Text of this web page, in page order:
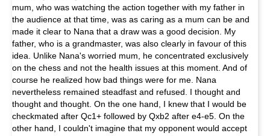
mum, who was watching the action together with my father in
the audience at that time, was as caring as a mum can be and
made it clear to Nana that a draw was a good decision. My
father, who is a grandmaster, was also clearly in favour of this
idea. Unlike Nana's worried mum, he concentrated exclusively
on the chess and not the health issues at this moment. And of
course he realized how bad things were for me. Nana
nevertheless remained steadfast and refused. I thought and
thought and thought. On the one hand, I knew that I would be
checkmated after Qc1+ followed by Qxb2 after e4-e5. On the
other hand, I couldn't imagine that my opponent would accept